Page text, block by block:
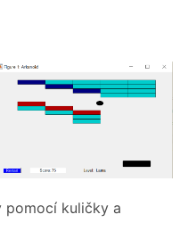
pomocí kuličky a